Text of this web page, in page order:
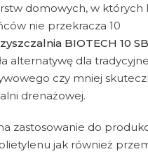
domowych, w których
nie przekracza 10
BIOTECH 10
alternatywę dla
czy mniej
drenażowej.
zastosowanie do
jak również